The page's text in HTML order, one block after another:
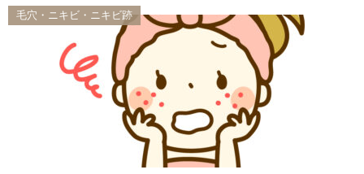
毛穴・ニキビ・ニキビ跡